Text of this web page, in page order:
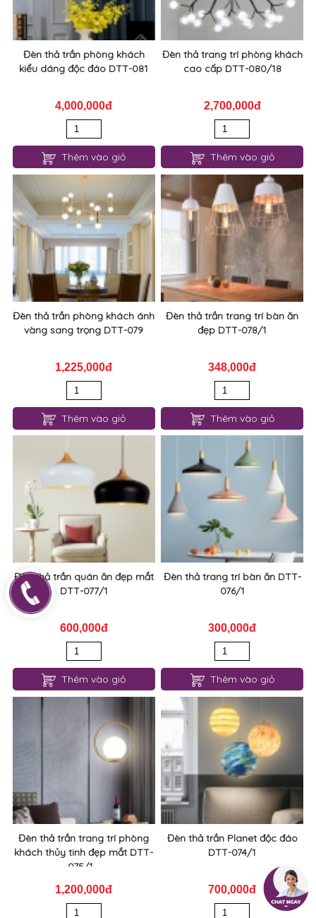
Đèn thả trần phòng khách
kiểu dáng độc đáo DTT-081
4,000,000đ
Thêm vào giỏ
Đèn thả trang trí phòng khách
cao cấp DTT-080/18
2,700,000đ
Thêm vào giỏ
Đèn thả trần phòng khách ánh
vàng sang trọng DTT-079
1,225,000đ
Thêm vào giỏ
Đèn thả trần trang trí bàn ăn
đẹp DTT-078/1
348,000đ
Thêm vào giỏ
Đèn thả trần quán ăn đẹp mắt
DTT-077/1
600,000đ
Thêm vào giỏ
Đèn thả trang trí bàn ăn DTT-
076/1
300,000đ
Thêm vào giỏ
Đèn thả trần trang trí phòng
khách thủy tinh đẹp mắt DTT-
075/1...
1,200,000đ
Đèn thả trần Planet độc đáo
DTT-074/1
700,000đ